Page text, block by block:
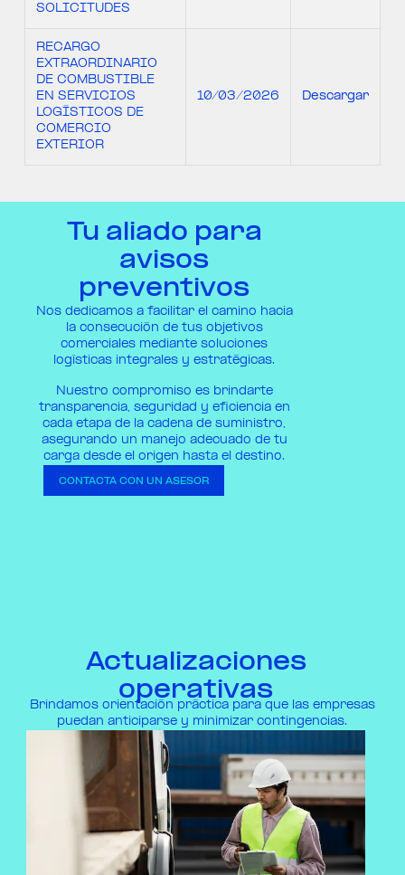
SOLICITUDES
RECARGO
EXTRAORDINARIO
DE COMBUSTIBLE
EN SERVICIOS
LOGÍSTICOS DE
COMERCIO
EXTERIOR
10/03/2026 Descargar
Tu aliado para
avisos
preventivos
Nos dedicamos a facilitar el camino hacia
la consecución de tus objetivos
comerciales mediante soluciones
logísticas integrales y estratégicas.
Nuestro compromiso es brindarte
transparencia, seguridad y eficiencia en
cada etapa de la cadena de suministro,
asegurando un manejo adecuado de tu
carga desde el origen hasta el destino.
CONTACTA CON UN ASESOR
Actualizaciones
operativas
Brindamos orientación práctica para que las empresas
puedan anticiparse y minimizar contingencias.